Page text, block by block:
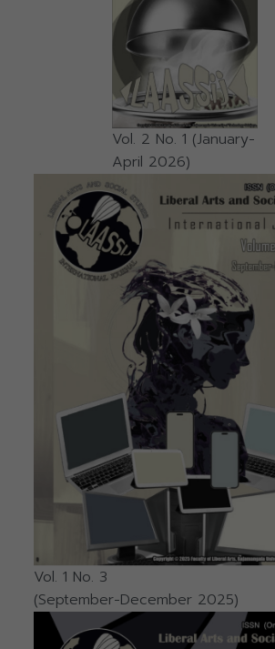
Vol. 2 No. 1 (January-
April 2026)
Vol. 1 No. 3
(September-December 2025)